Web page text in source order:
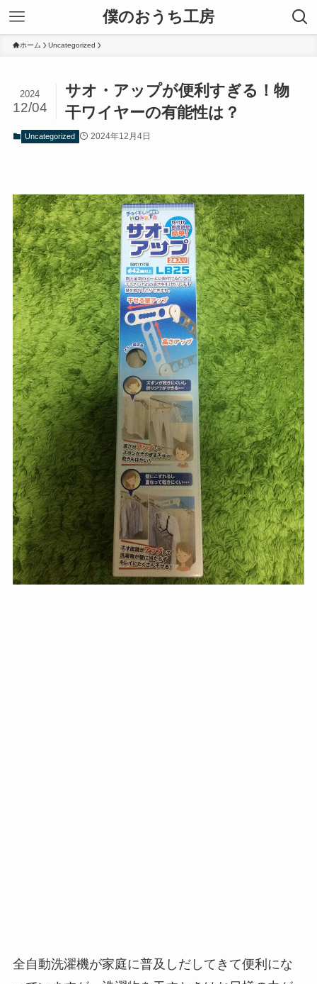
僕のおうち工房
ホーム Uncategorized
サオ・アップが便利すぎる！物
干ワイヤーの有能性は？
2024
12/04
Uncategorized 2024年12月4日
全自動洗濯機が家庭に普及しだしてきて便利にな